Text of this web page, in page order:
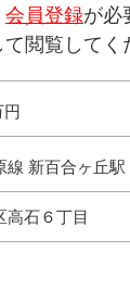
会員登録が必
て閲覧してく
円
線 新百合ヶ丘
高石６丁目